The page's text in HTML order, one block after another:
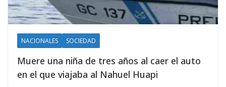
NACIONALES SOCIEDAD
Muere una niña de tres años al caer el auto
en el que viajaba al Nahuel Huapi